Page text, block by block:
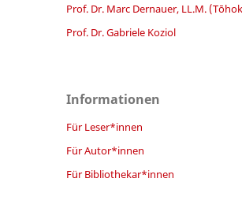
Prof. Dr. Marc Dernauer, LL.M.
Prof. Dr. Gabriele Koziol
Informationen
Für Leser*innen
Für Autor*innen
Für Bibliothekar*innen